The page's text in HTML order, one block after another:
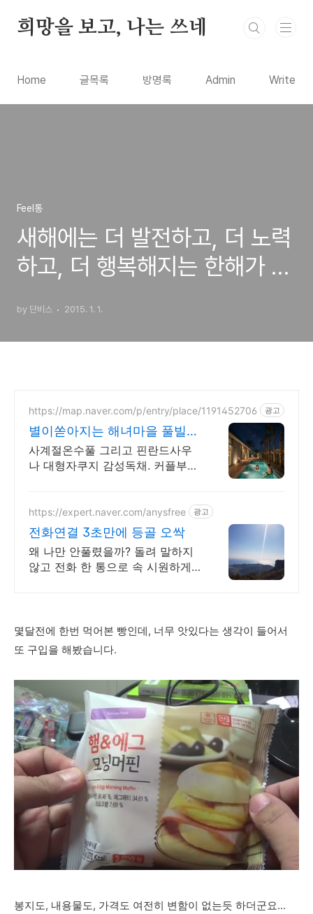
희망을 보고, 나는 쓰네
Home 글목록 방명록 Admin Write
Feel통
새해에는 더 발전하고, 더 노력
하고, 더 행복해지는 한해가 되
by 단비스 2015. 1. 1.
https://map.naver.com/p/entry/place/1191452706 광고
별이쏟아지는 해녀마을 풀빌라
르세라핌도 다녀간 감성풀빌라
사계절온수풀 그리고 핀란드사우
나 대형자쿠지 감성독채. 커플부터
녀마을 돌담길 속에서느끼는 온전
한휴식
https://expert.naver.com/anysfree 광고
전화연결 3초만에 등골 오싹
왜 나만 안풀렸을까? 돌려 말하지
않고 전화 한 통으로 속 시원하게
몇달전에 한번 먹어본 빵인데, 너무 앗있다는 생각이 들어서
또 구입을 해봤습니다.
봉지도, 내용물도, 가격도 여전히 변함이 없는듯 하더군요...